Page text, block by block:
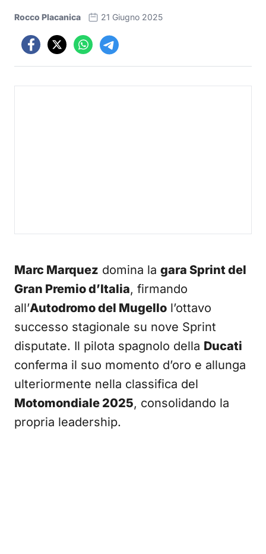
Rocco Placanica 21 Giugno 2025
Marc Marquez domina la gara Sprint del
Gran Premio d’Italia, firmando
all’Autodromo del Mugello l’ottavo
successo stagionale su nove Sprint
disputate. Il pilota spagnolo della Ducati
conferma il suo momento d’oro e allunga
ulteriormente nella classifica del
Motomondiale 2025, consolidando la
propria leadership.